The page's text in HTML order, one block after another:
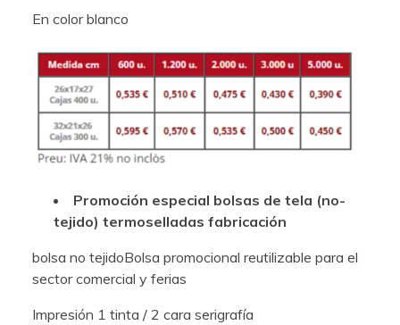
En color blanco
Promoción especial bolsas de tela (no-
tejido) termoselladas fabricación
bolsa no tejidoBolsa promocional reutilizable para el
sector comercial y ferias
Impresión 1 tinta / 2 cara serigrafía